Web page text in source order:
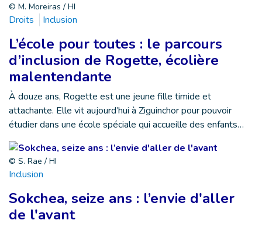
© M. Moreiras / HI
Droits Inclusion
L’école pour toutes : le parcours
d’inclusion de Rogette, écolière
malentendante
À douze ans, Rogette est une jeune fille timide et
attachante. Elle vit aujourd’hui à Ziguinchor pour pouvoir
étudier dans une école spéciale qui accueille des enfants…
© S. Rae / HI
Inclusion
Sokchea, seize ans : l’envie d'aller
de l'avant